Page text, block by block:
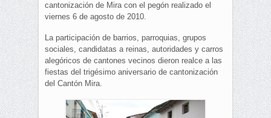
cantonización de Mira con el pegón realizado el
viernes 6 de agosto de 2010.
La participación de barrios, parroquias, grupos
sociales, candidatas a reinas, autoridades y carros
alegóricos de cantones vecinos dieron realce a las
fiestas del trigésimo aniversario de cantonización
del Cantón Mira.